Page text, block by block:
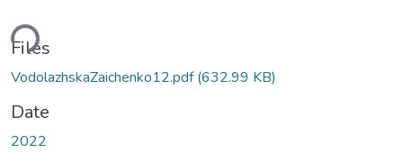
Files
VodolazhskaZaichenko12.pdf(632.99 KB)
Date
2022